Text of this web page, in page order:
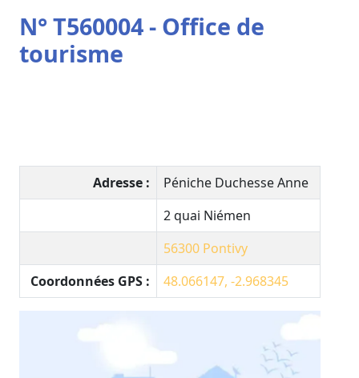
N° T560004 - Office de
tourisme
Adresse :
Péniche Duchesse Anne
2 quai Niémen
56300 Pontivy
Coordonnées GPS :
48.066147, -2.968345